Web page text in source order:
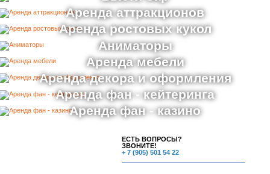
Аренда аттракционов
Аренда ростовых кукол
Аниматоры
Аренда мебели
Аренда декора и оформления
Аренда фан - кейтеринга
Аренда фан - казино
ЕСТЬ ВОПРОСЫ?
ЗВОНИТЕ!
+ 7 (905) 501 54 22